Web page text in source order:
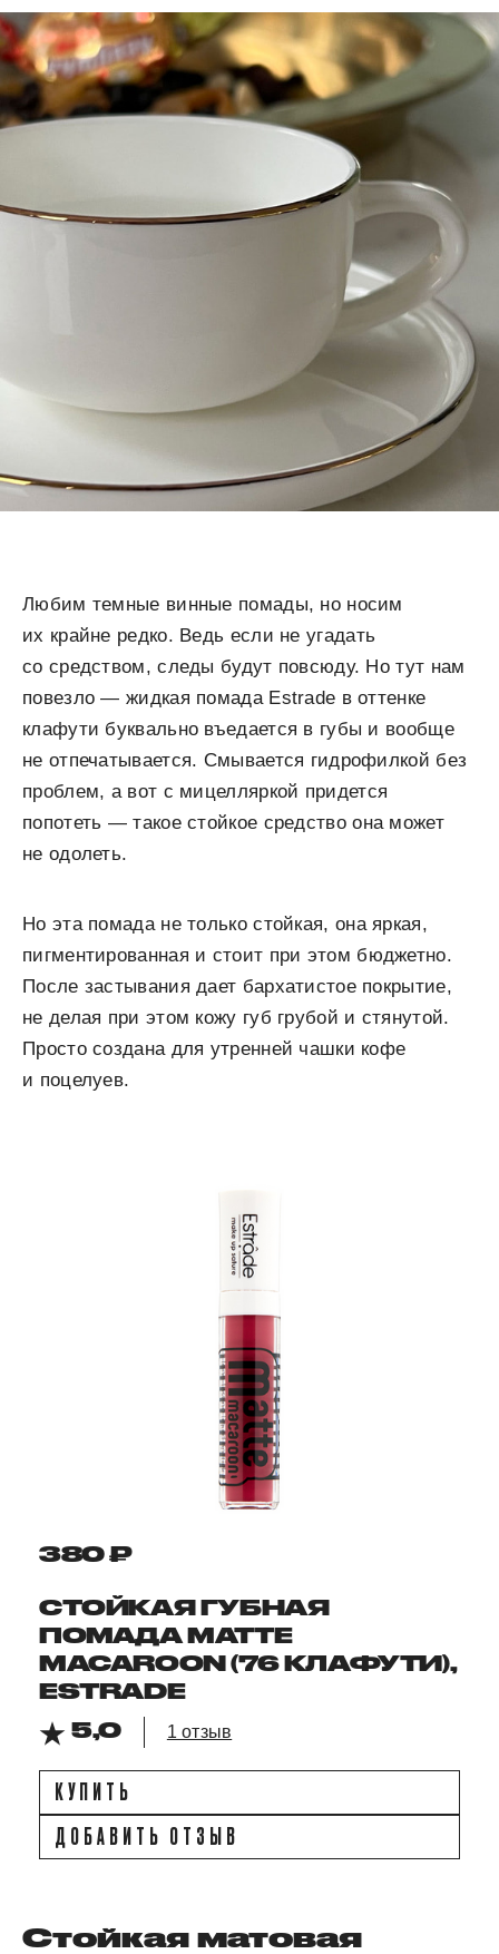
Любим темные винные помады, но носим
их крайне редко. Ведь если не угадать
со средством, следы будут повсюду. Но тут нам
повезло — жидкая помада Estrade в оттенке
клафути буквально въедается в губы и вообще
не отпечатывается. Смывается гидрофилкой без
проблем, а вот с мицелляркой придется
попотеть — такое стойкое средство она может
не одолеть.
Но эта помада не только стойкая, она яркая,
пигментированная и стоит при этом бюджетно.
После застывания дает бархатистое покрытие,
не делая при этом кожу губ грубой и стянутой.
Просто создана для утренней чашки кофе
и поцелуев.
380 ₽
СТОЙКАЯ ГУБНАЯ
ПОМАДА MATTE
MACAROON (76 КЛАФУТИ),
ESTRADE
5,0
1 отзыв
КУПИТЬ
ДОБАВИТЬ ОТЗЫВ
Стойкая матовая